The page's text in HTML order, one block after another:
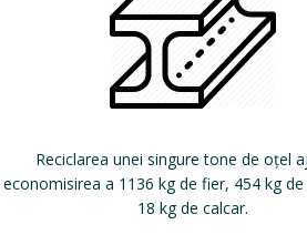
Reciclarea unei singure tone de oțel
economisirea a 1136 kg de fier, 454 kg de
18 kg de calcar.